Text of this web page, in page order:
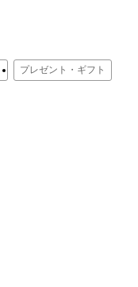
プレゼント・ギフト